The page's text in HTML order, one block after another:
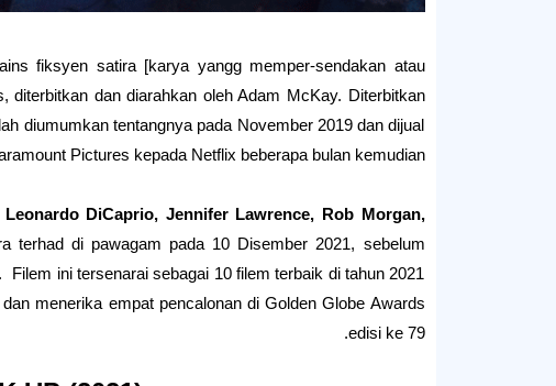
fiksyen satira [karya yangg memper-sendakan atau
dan diarahkan oleh Adam McKay. Diterbitkan
diumumkan tentangnya pada November 2019 dan dijual
Pictures kepada Netflix beberapa bulan kemudian.
Leonardo DiCaprio, Jennifer Lawrence, Rob Morgan,
terhad di pawagam pada 10 Disember 2021, sebelum
ini tersenarai sebagai 10 filem terbaik di tahun 2021
menerika empat pencalonan di Golden Globe Awards
edisi ke 79.